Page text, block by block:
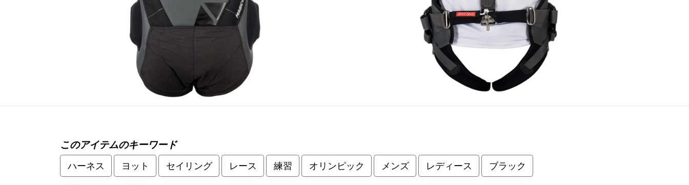
このアイテムのキーワード
ハーネス
ヨット セイリング レース 練習 オリンピック メンズ レディース ブラック